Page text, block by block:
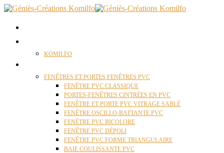
KOMILFO
FENÊTRES ET PORTES FENÊTRES PVC
FENÊTRE PVC CLASSIQUE
PORTES-FENÊTRES CINTRÉES EN PVC
FENÊTRE ET PORTE PVC VITRAGE SABLÉ
FENÊTRE OSCILLO-BATTANTE PVC
FENÊTRE PVC BICOLORE
FENÊTRE PVC DÉPOLI
FENÊTRE PVC FORME TRIANGULAIRE
BAIE COULISSANTE PVC